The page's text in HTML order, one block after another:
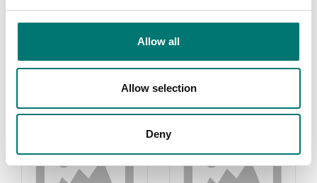
Allow all
Allow selection
Deny
Read more